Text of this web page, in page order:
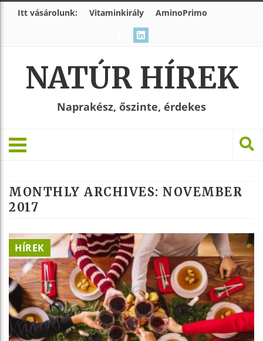
Itt vásárolunk: Vitaminkirály AminoPrimo
NATÚR HÍREK
Naprakész, őszinte, érdekes
MONTHLY ARCHIVES: NOVEMBER
2017
HÍREK